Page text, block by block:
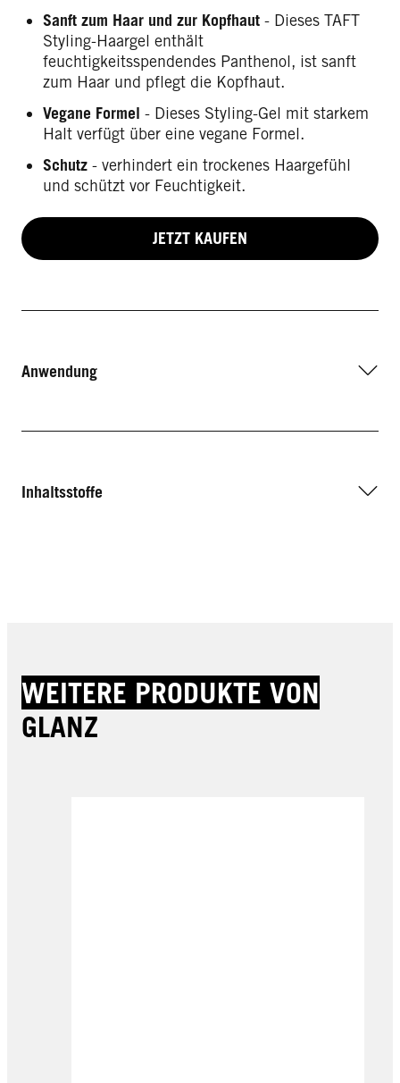
Sanft zum Haar und zur Kopfhaut - Dieses TAFT
Styling-Haargel enthält
feuchtigkeitsspendendes Panthenol, ist sanft
zum Haar und pflegt die Kopfhaut.
Vegane Formel - Dieses Styling-Gel mit starkem
Halt verfügt über eine vegane Formel.
Schutz - verhindert ein trockenes Haargefühl
und schützt vor Feuchtigkeit.
JETZT KAUFEN
Anwendung
Inhaltsstoffe
WEITERE PRODUKTE VON
GLANZ